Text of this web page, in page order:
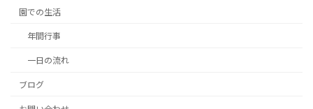
園での生活
年間行事
一日の流れ
ブログ